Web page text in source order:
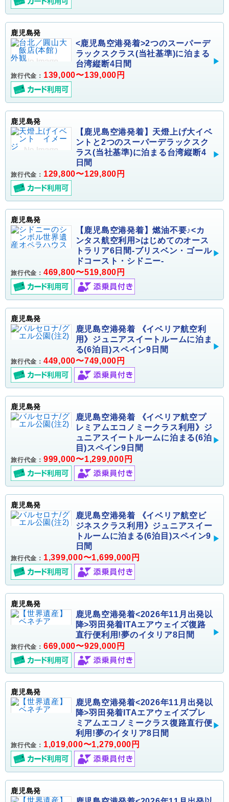
鹿児島発
<鹿児島空港発着>2つのスーパーデ
ラックスクラス(当社基準)に泊まる
台湾縦断4日間
旅行代金： 139,000〜139,000円
鹿児島発
【鹿児島空港発着】天燈上げ大イベ
ントと2つのスーパーデラックスク
ラス(当社基準)に泊まる台湾縦断4
日間
旅行代金： 129,800〜129,800円
鹿児島発
【鹿児島空港発着】燃油不要♪<カ
ンタス航空利用>はじめてのオース
トラリア6日間-ブリスベン・ゴール
ドコースト・シドニー-
旅行代金： 469,800〜519,800円
鹿児島発
鹿児島空港発着 《イベリア航空利
用》ジュニアスイートルームに泊ま
る(6泊目)スペイン9日間
旅行代金： 449,000〜749,000円
鹿児島発
鹿児島空港発着 《イベリア航空プ
レミアムエコノミークラス利用》ジ
ュニアスイートルームに泊まる(6泊
目)スペイン9日間
旅行代金： 999,000〜1,299,000円
鹿児島発
鹿児島空港発着 《イベリア航空ビ
ジネスクラス利用》ジュニアスイー
トルームに泊まる(6泊目)スペイン9
日間
旅行代金： 1,399,000〜1,699,000円
鹿児島発
鹿児島空港発着<2026年11月出発以
降>羽田発着ITAエアウェイズ復路
直行便利用!夢のイタリア8日間
旅行代金： 669,000〜929,000円
鹿児島発
鹿児島空港発着<2026年11月出発以
降>羽田発着ITAエアウェイズプレ
ミアムエコノミークラス復路直行便
利用!夢のイタリア8日間
旅行代金： 1,019,000〜1,279,000円
鹿児島発